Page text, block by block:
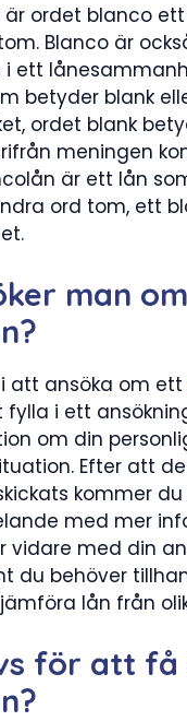
är ordet blanco
Blanco är
ett
betyder blank
ordet blank
meningen
är ett lån
ord tom, ett
man
att ansöka om ett
fylla i ett
om din
Efter att
kommer
med mer
vidare med din
du behöver
lån från
för att